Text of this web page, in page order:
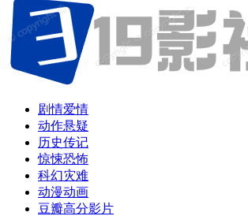
剧情爱情
动作悬疑
历史传记
惊悚恐怖
科幻灾难
动漫动画
豆瓣高分影片